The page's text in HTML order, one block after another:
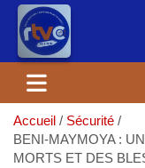
contenu
Accueil
Sécurité
BENI-MAYMOYA :
MORTS ET DES